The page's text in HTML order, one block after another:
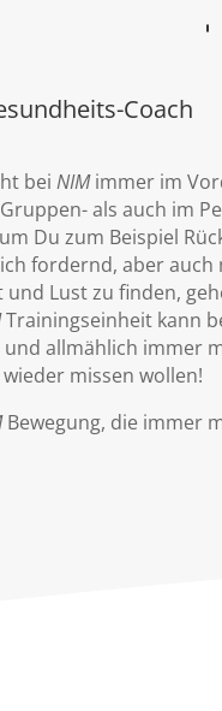
Coach
beiNIMimmer im
als auch im
Du zum Beispiel
fordernd, aber
und Lust zu finden,
Trainingseinheit kann
allmählich immer
missen wollen!
Bewegung, die immer